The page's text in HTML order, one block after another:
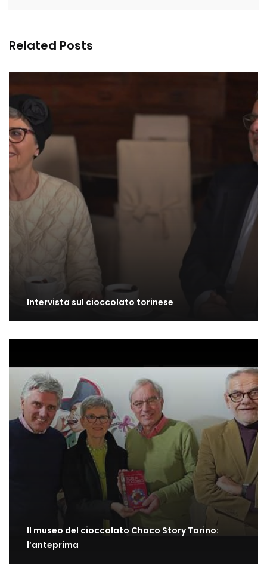
Related Posts
Intervista sul cioccolato torinese
Il museo del cioccolato Choco Story Torino:
l’anteprima